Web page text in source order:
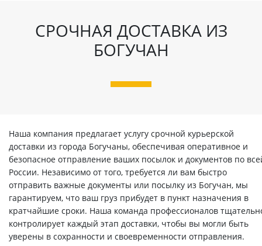
СРОЧНАЯ ДОСТАВКА ИЗ
БОГУЧАН
Наша компания предлагает услугу срочной курьерской
доставки из города Богучаны, обеспечивая оперативное и
безопасное отправление ваших посылок и документов по
России. Независимо от того, требуется ли вам быстро
отправить важные документы или посылку из Богучан, мы
гарантируем, что ваш груз прибудет в пункт назначения в
кратчайшие сроки. Наша команда профессионалов
контролирует каждый этап доставки, чтобы вы могли быть
уверены в сохранности и своевременности отправления.